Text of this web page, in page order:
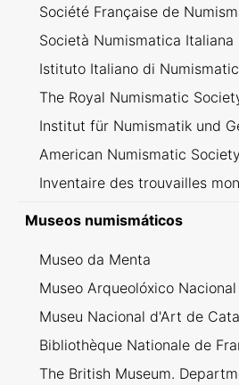
Société Française de
Società Numismatica Italiana
Istituto Italiano di
The Royal Numismatic
Institut für Numismatik und
American Numismatic Society
Inventaire des trouvailles
Museos numismáticos
Museo da Menta
Museo Arqueolóxico Nacional
Museu Nacional d'Art de
Bibliothèque Nationale de
The British Museum.